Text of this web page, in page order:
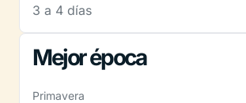
3 a 4 días
Mejor época
Primavera